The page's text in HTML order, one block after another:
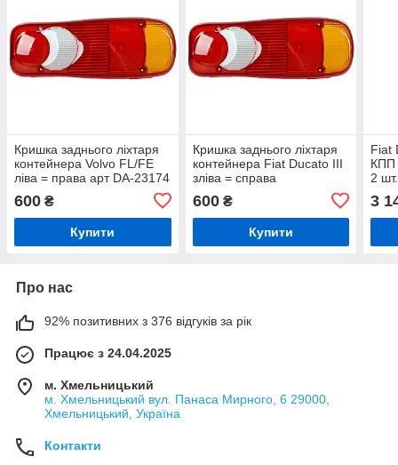
Кришка заднього ліхтаря
контейнера Volvo FL/FE
ліва = права арт DA-23174
600 ₴
Купити
Кришка заднього ліхтаря
контейнера Fiat Ducato III
зліва = справа
600₴
Купити
Fiat
КПП
2
3
Про нас
92% позитивних з 376 відгуків за рік
Працює з 24.04.2025
м. Хмельницький
м. Хмельницький вул. Панаса Мирного, 6 29000,
Хмельницький, Україна
Контакти